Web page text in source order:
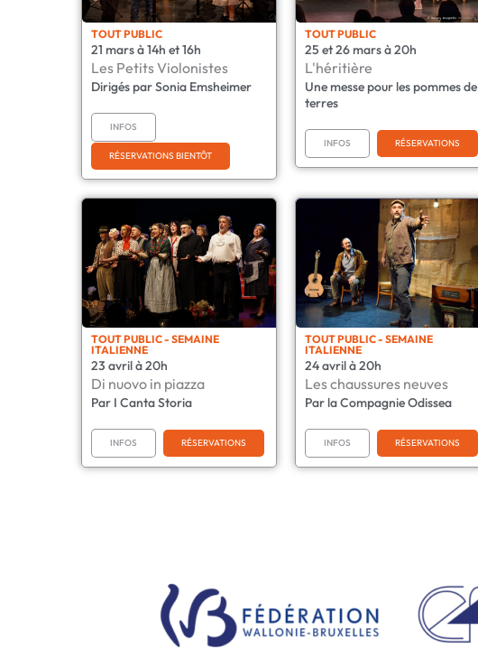
TOUT PUBLIC
21 mars à 14h et 16h
Les Petits Violonistes
Dirigés par Sonia Emsheimer
INFOS
RÉSERVATIONS BIENTÔT
TOUT PUBLIC
25 et 26 mars à 20h
L'héritière
Une messe pour les pommes de
terres
INFOS RÉSERVATIONS
TOUT PUBLIC - SEMAINE
ITALIENNE
23 avril à 20h
Di nuovo in piazza
Par I Canta Storia
INFOS RÉSERVATIONS
TOUT PUBLIC - SEMAINE
ITALIENNE
24 avril à 20h
Les chaussures neuves
Par la Compagnie Odissea
INFOS RÉSERVATIONS